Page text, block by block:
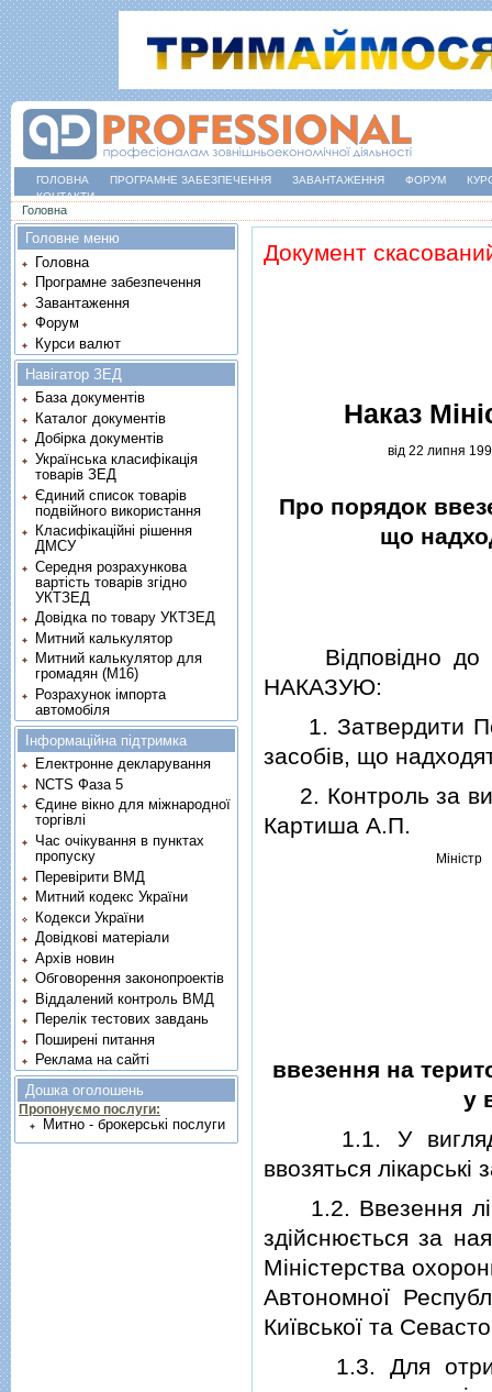
ГОЛОВНА ПРОГРАМНЕ ЗАБЕЗПЕЧЕННЯ ЗАВАНТАЖЕННЯ ФОРУМ
КОНТАКТИ
Ви є тут
Головна
Документ
Наказ
вiд 22 липня
Про порядок
що
Вiдповiдно до
НАКАЗУЮ:
1. Затвердити
засобiв, що
2. Контроль за
Картиша А.П.
Мiнiстр
ввезення на
у
1.1. У виглядi
ввозяться лiкарськi
1.2. Ввезення
здiйснюється за
Мiнiстерства
Автономної
Київської та
1.3. Для
Головне меню
Головна
Програмне забезпечення
Завантаження
Форум
Курси валют
Навігатор ЗЕД
База документів
Каталог документів
Добірка документів
Українська класифікація
товарів ЗЕД
Єдиний список товарів
подвійного використання
Класифікаційні рішення
ДМСУ
Середня розрахункова
вартість товарів згідно
УКТЗЕД
Довідка по товару УКТЗЕД
Митний калькулятор
Митний калькулятор для
громадян (М16)
Розрахунок імпорта
автомобіля
Інформаційна підтримка
Електронне декларування
NCTS Фаза 5
Єдине вікно для міжнародної
торгівлі
Час очікування в пунктах
пропуску
Перевірити ВМД
Митний кодекс України
Кодекси України
Довідкові матеріали
Архів новин
Обговорення законопроектів
Віддалений контроль ВМД
Перелік тестових завдань
Поширені питання
Реклама на сайті
Дошка оголошень
Пропонуємо послуги:
Митно - брокерські послуги